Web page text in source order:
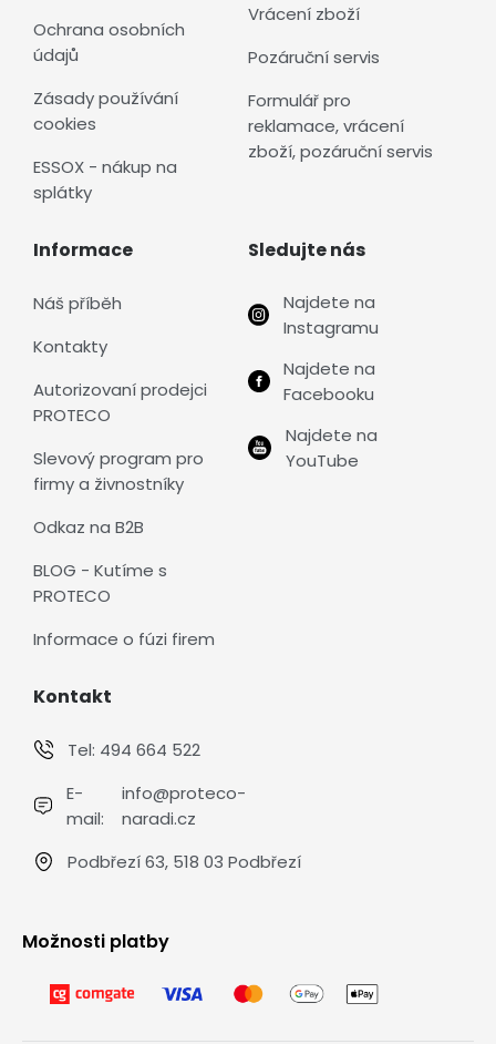
Ochrana osobních
údajů
Zásady používání
cookies
ESSOX - nákup na
splátky
Vrácení zboží
Pozáruční servis
Formulář pro
reklamace, vrácení
zboží, pozáruční servis
Informace
Náš příběh
Kontakty
Autorizovaní prodejci
PROTECO
Slevový program pro
firmy a živnostníky
Odkaz na B2B
BLOG - Kutíme s
PROTECO
Informace o fúzi firem
Sledujte nás
Najdete na
Instagramu
Najdete na
Facebooku
Najdete na
YouTube
Kontakt
Tel: 494 664 522
E-
mail:
info@proteco-
naradi.cz
Podbřezí 63, 518 03 Podbřezí
Možnosti platby